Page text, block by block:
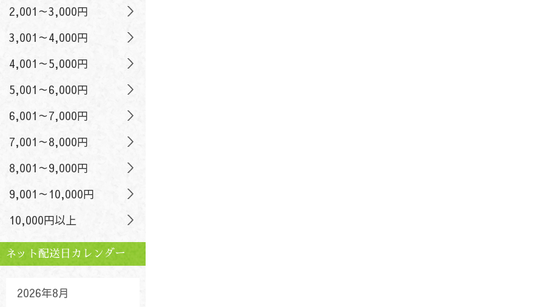
2,001～3,000円
3,001～4,000円
4,001～5,000円
5,001～6,000円
6,001～7,000円
7,001～8,000円
8,001～9,000円
9,001～10,000円
10,000円以上
ネット配送日カレンダー
2026年8月